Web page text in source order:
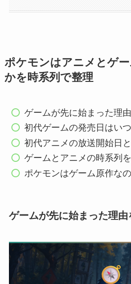
ポケモンはアニメとゲ
かを時系列で整理
ゲームが先に始まった理
初代ゲームの発売日はい
初代アニメの放送開始日
ゲームとアニメの時系列
ポケモンはゲーム原作な
ゲームが先に始まった理